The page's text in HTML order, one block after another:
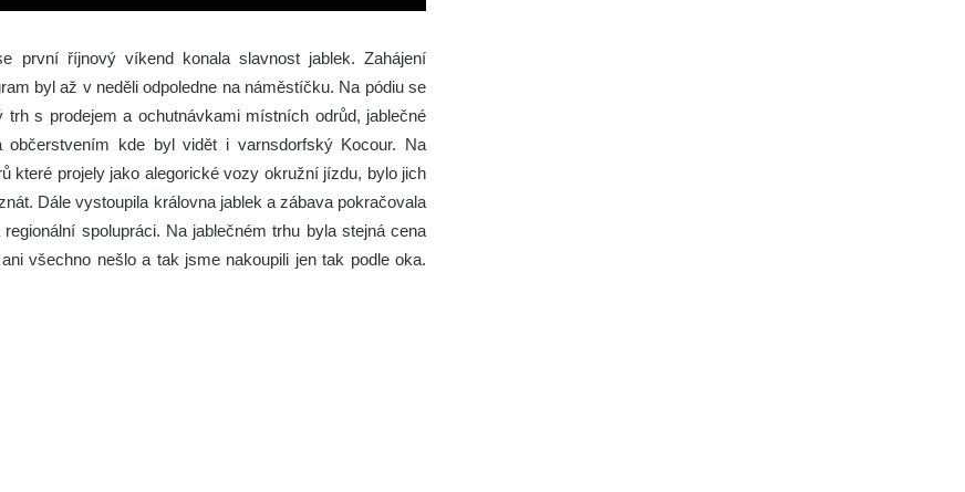
první říjnový víkend konala slavnost jablek. Zahájení
byl až v neděli odpoledne na náměstíčku. Na pódiu se
s prodejem a ochutnávkami místních odrůd, jablečné
kde byl vidět i varnsdorfský Kocour. Na
které projely jako alegorické vozy okružní jízdu, bylo jich
Dále vystoupila královna jablek a zábava pokračovala
spolupráci. Na jablečném trhu byla stejná cena
všechno nešlo a tak jsme nakoupili jen tak podle oka.